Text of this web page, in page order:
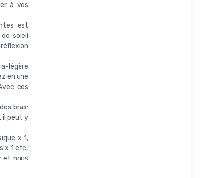
à vos
est
soleil
légère
en une
ces
bras:
il peut y
x 1,
x 1 etc,
et nous